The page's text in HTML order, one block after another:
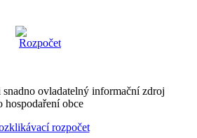
ovladatelný informační zdroj
hospodaření obce
rozpočet